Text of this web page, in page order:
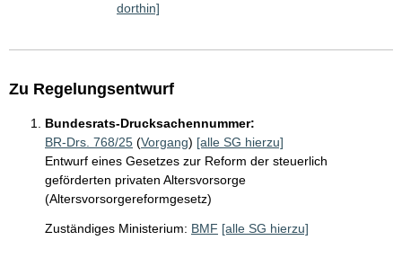
dorthin]
Zu Regelungsentwurf
Bundesrats-Drucksachennummer:
BR-Drs. 768/25 (Vorgang) [alle SG hierzu]
Entwurf eines Gesetzes zur Reform der steuerlich
geförderten privaten Altersvorsorge
(Altersvorsorgereformgesetz)
Zuständiges Ministerium: BMF [alle SG hierzu]